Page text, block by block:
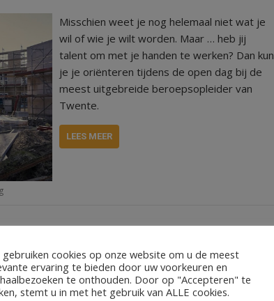
Misschien weet je nog helemaal niet wat je
wil of wie je wilt worden. Maar … heb jij
talent om met je handen te werken? Dan kun
je je oriënteren tijdens de open dag bij de
meest uitgebreide beroepsopleider van
Twente.
LEES MEER
Toneelvereniging Open Doek mag na twee
jaar eindelijk weer op de planken. Eind
gebruiken cookies op onze website om u de meest
ervaring te bieden door uw voorkeuren en
te onthouden. Door op "Accepteren" te
stemt u in met het gebruik van ALLE cookies.